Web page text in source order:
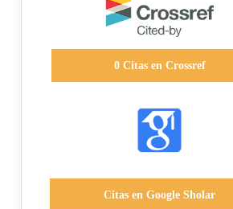
0Citas en Crossref
Citas en Google Sholar